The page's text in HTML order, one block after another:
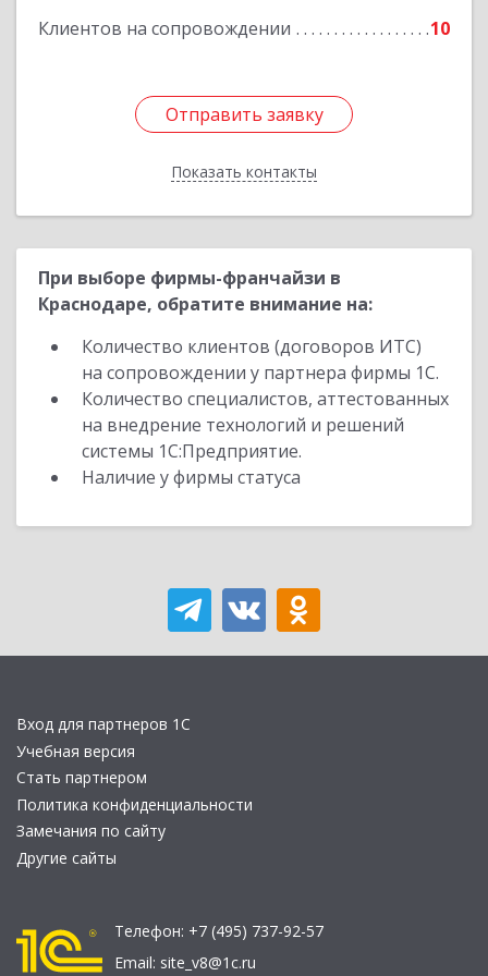
Клиентов на сопровождении 10
Отправить заявку
Показать контакты
Отправить заявку
Назад
При выборе фирмы-франчайзи в
Краснодаре, обратите внимание на:
Количество клиентов (договоров ИТС)
на сопровождении у партнера фирмы 1С.
Количество специалистов, аттестованных
на внедрение технологий и решений
системы 1С:Предприятие.
Наличие у фирмы статуса
Вход для партнеров 1С
Учебная версия
Стать партнером
Политика конфиденциальности
Замечания по сайту
Другие сайты
Телефон: +7 (495) 737-92-57
Email: site_v8@1c.ru